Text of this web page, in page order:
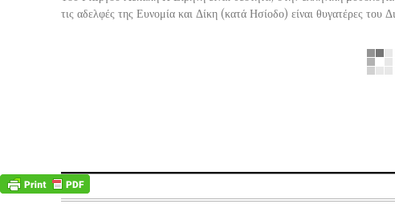
τις αδελφές της Ευνομία και Δίκη (κατά Ησίοδο) είναι θυγατέρες του